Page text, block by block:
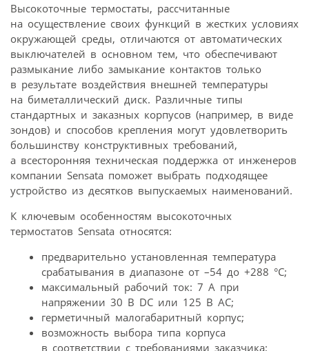
Высокоточные термостаты, рассчитанные
на осуществление своих функций в жестких условиях
окружающей среды, отличаются от автоматических
выключателей в основном тем, что обеспечивают
размыкание либо замыкание контактов только
в результате воздействия внешней температуры
на биметаллический диск. Различные типы
стандартных и заказных корпусов (например, в виде
зондов) и способов крепления могут удовлетворить
большинству конструктивных требований,
а всесторонняя техническая поддержка от инженеров
компании Sensata поможет выбрать подходящее
устройство из десятков выпускаемых наименований.
К ключевым особенностям высокоточных
термостатов Sensata относятся:
предварительно установленная температура
срабатывания в диапазоне от –54 до +288 °C;
максимальный рабочий ток: 7 А при
напряжении 30 В DC или 125 В AC;
герметичный малогабаритный корпус;
возможность выбора типа корпуса
в соответствии с требованиями заказчика;